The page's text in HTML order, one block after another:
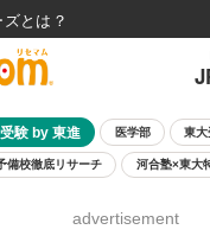
験 by 東進 医学部 東大
備校徹底リサーチ 河合塾×東大
8月開催学校説明会・相談会
advertisement
ズ